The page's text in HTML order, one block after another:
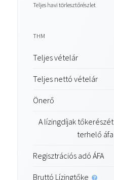
Teljes havi törlesztőrészlet
THM
Teljes vételár
Teljes nettó vételár
Önerő
A lízingdíjak tőkerészét
terhelő áfa
Regisztrációs adó ÁFA
Bruttó Lízingtőke